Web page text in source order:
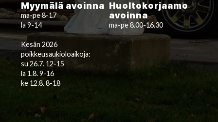
Myymälä avoinna
ma-pe 8-17
la 9-14
Kesän 2026
poikkeusaukioloaikoja:
su 26.7. 12-15
la 1.8. 9-16
ke 12.8. 8-18
Huoltokorjaamo
avoinna
ma-pe 8.00-16.30